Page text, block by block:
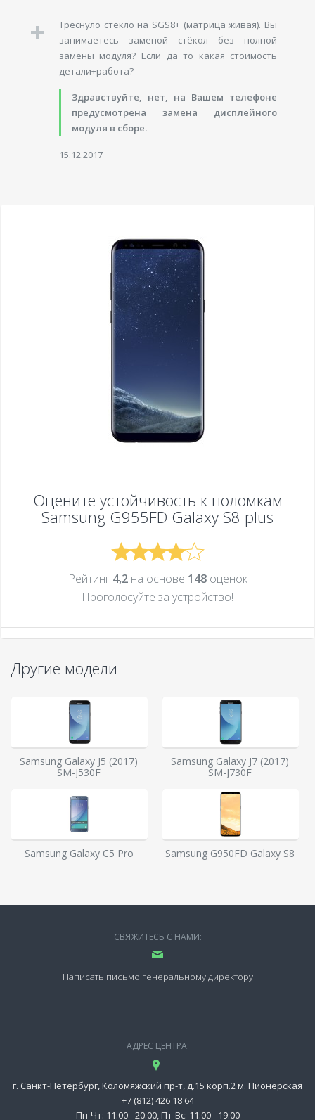
Треснуло стекло на SGS8+ (матрица живая). Вы
занимаетесь заменой стёкол без полной
замены модуля? Если да то какая стоимость
детали+работа?
Здравствуйте, нет, на Вашем телефоне
предусмотрена замена дисплейного
модуля в сборе.
15.12.2017
Оцените устойчивость к поломкам
Samsung G955FD Galaxy S8 plus
Рейтинг 4,2на основе 148оценок
Проголосуйте за устройcтво!
Другие модели
Samsung Galaxy J5 (2017)
SM-J530F
Samsung Galaxy J7 (2017)
SM-J730F
Samsung Galaxy C5 Pro Samsung G950FD Galaxy S8
СВЯЖИТЕСЬ С НАМИ:
Написать письмо генеральному директору
АДРЕС ЦЕНТРА:
г. Санкт-Петербург, Коломяжский пр-т, д.15 корп.2 м. Пионерская
+7 (812) 426 18 64
Пн-Чт: 11:00 - 20:00, Пт-Вс: 11:00 - 19:00